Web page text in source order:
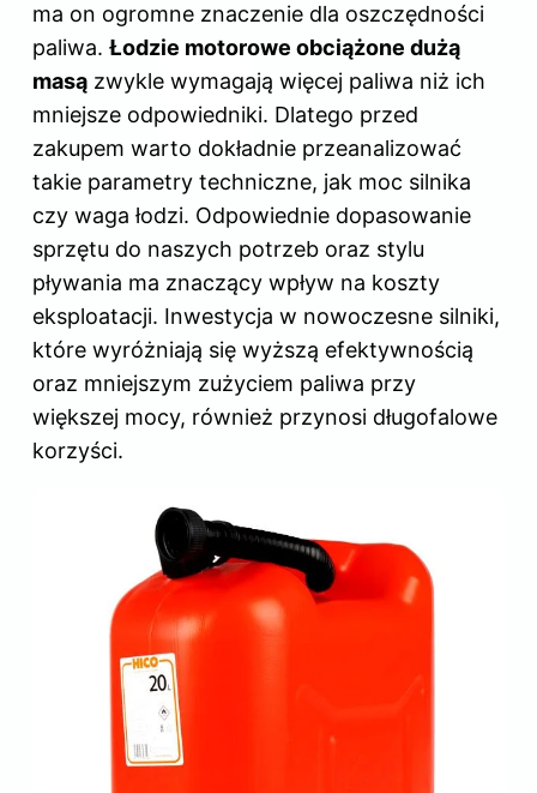
ma on ogromne znaczenie dla oszczędności
paliwa. Łodzie motorowe obciążone dużą
masą zwykle wymagają więcej paliwa niż ich
mniejsze odpowiedniki. Dlatego przed
zakupem warto dokładnie przeanalizować
takie parametry techniczne, jak moc silnika
czy waga łodzi. Odpowiednie dopasowanie
sprzętu do naszych potrzeb oraz stylu
pływania ma znaczący wpływ na koszty
eksploatacji. Inwestycja w nowoczesne silniki,
które wyróżniają się wyższą efektywnością
oraz mniejszym zużyciem paliwa przy
większej mocy, również przynosi długofalowe
korzyści.